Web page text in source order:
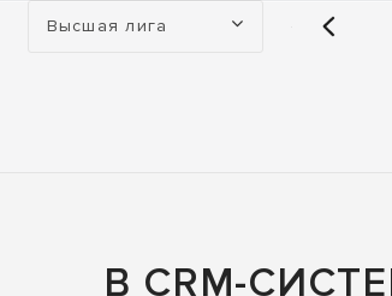
Турнир:
Высшая лига
В CRM-